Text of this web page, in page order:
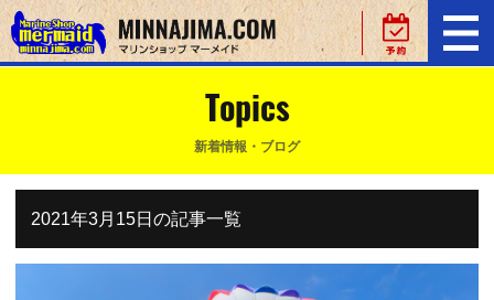
Topics
新着情報・ブログ
2021年3月15日の記事一覧